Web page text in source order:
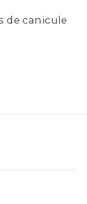
de canicule